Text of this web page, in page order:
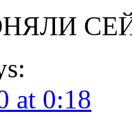
at 0:18